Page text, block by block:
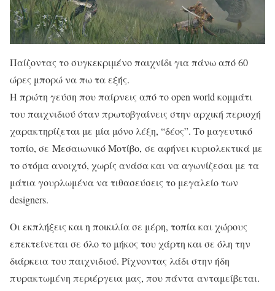
Παίζοντας το συγκεκριμένο παιχνίδι για πάνω από 60
ώρες μπορώ να πω τα εξής.
Η πρώτη γεύση που παίρνεις από το open world κομμάτι
του παιχνιδιού όταν πρωτοβγαίνεις στην αρχική περιοχή
χαρακτηρίζεται με μία μόνο λέξη, “δέος”. Το μαγευτικό
τοπίο, σε Μεσαιωνικό Μοτίβο, σε αφήνει κυριολεκτικά με
το στόμα ανοιχτό, χωρίς ανάσα και να αγωνίζεσαι με τα
μάτια γουρλωμένα να τιθασεύσεις το μεγαλείο των
designers.
Οι εκπλήξεις και η ποικιλία σε μέρη, τοπία και χώρους
επεκτείνεται σε όλο το μήκος του χάρτη και σε όλη την
διάρκεια του παιχνιδιού. Ρίχνοντας λάδι στην ήδη
πυρακτωμένη περιέργεια μας, που πάντα ανταμείβεται.